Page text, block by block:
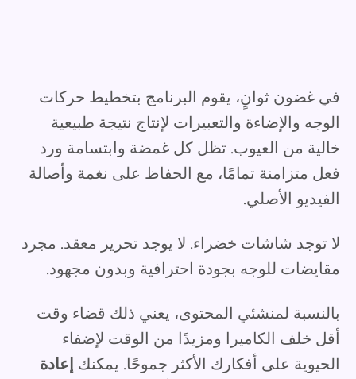
في غضون ثوانٍ، يقوم البرنامج بتخطيط حركات
الوجه والإضاءة والتعبيرات لإنتاج نتيجة طبيعية
خالية من العيوب. تظل كل غمضة وابتسامة ورد
فعل متزامنة تمامًا، مع الحفاظ على نغمة وأصالة
الفيديو الأصلي.
لا توجد شاشات خضراء. لا يوجد تحرير معقد. مجرد
مقايضات للوجه بجودة احترافية وبدون مجهود.
بالنسبة لمنشئي المحتوى، يعني ذلك قضاء وقت
أقل خلف الكاميرا ومزيدًا من الوقت لإضفاء
الحيوية على أفكارك الأكثر جموحًا. يمكنك إعادة